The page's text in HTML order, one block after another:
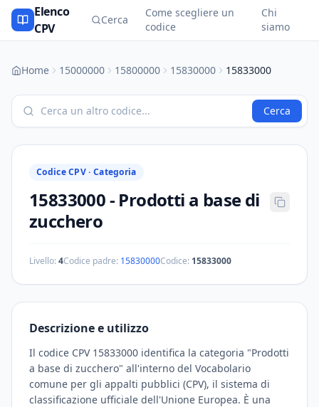
Elenco
CPV
Cerca
Come scegliere un
codice
Chi
siamo
Home 15000000 15800000 15830000 15833000
Cerca
Codice CPV · Categoria
15833000- Prodotti a base di
zucchero
Livello:4Codice padre: 15830000Codice: 15833000
Descrizione e utilizzo
Il codice CPV 15833000 identifica la categoria "Prodotti
a base di zucchero" all'interno del Vocabolario
comune per gli appalti pubblici (CPV), il sistema di
classificazione ufficiale dell'Unione Europea. È una